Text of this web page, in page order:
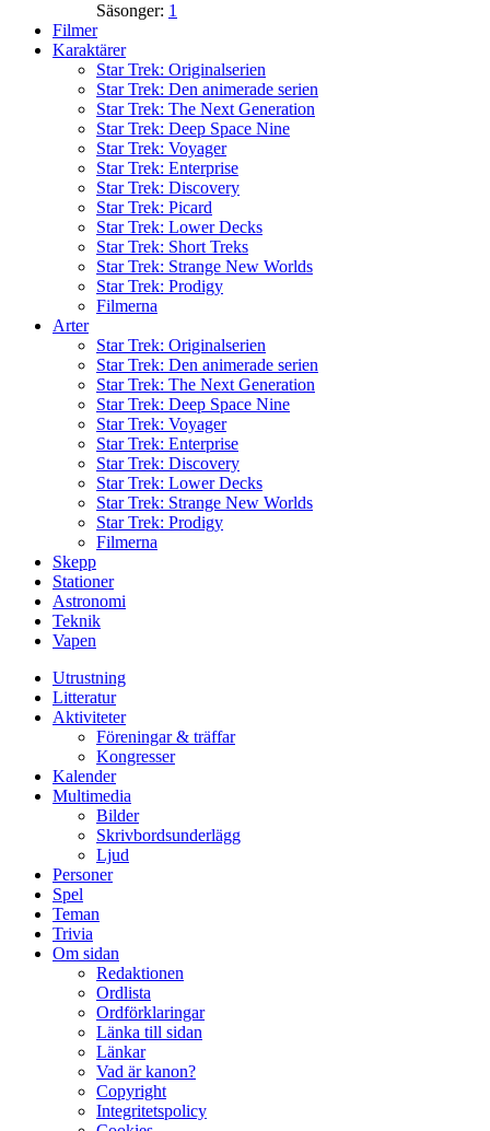
Säsonger: 1
Filmer
Karaktärer
Star Trek: Originalserien
Star Trek: Den animerade serien
Star Trek: The Next Generation
Star Trek: Deep Space Nine
Star Trek: Voyager
Star Trek: Enterprise
Star Trek: Discovery
Star Trek: Picard
Star Trek: Lower Decks
Star Trek: Short Treks
Star Trek: Strange New Worlds
Star Trek: Prodigy
Filmerna
Arter
Star Trek: Originalserien
Star Trek: Den animerade serien
Star Trek: The Next Generation
Star Trek: Deep Space Nine
Star Trek: Voyager
Star Trek: Enterprise
Star Trek: Discovery
Star Trek: Lower Decks
Star Trek: Strange New Worlds
Star Trek: Prodigy
Filmerna
Skepp
Stationer
Astronomi
Teknik
Vapen
Utrustning
Litteratur
Aktiviteter
Föreningar & träffar
Kongresser
Kalender
Multimedia
Bilder
Skrivbordsunderlägg
Ljud
Personer
Spel
Teman
Trivia
Om sidan
Redaktionen
Ordlista
Ordförklaringar
Länka till sidan
Länkar
Vad är kanon?
Copyright
Integritetspolicy